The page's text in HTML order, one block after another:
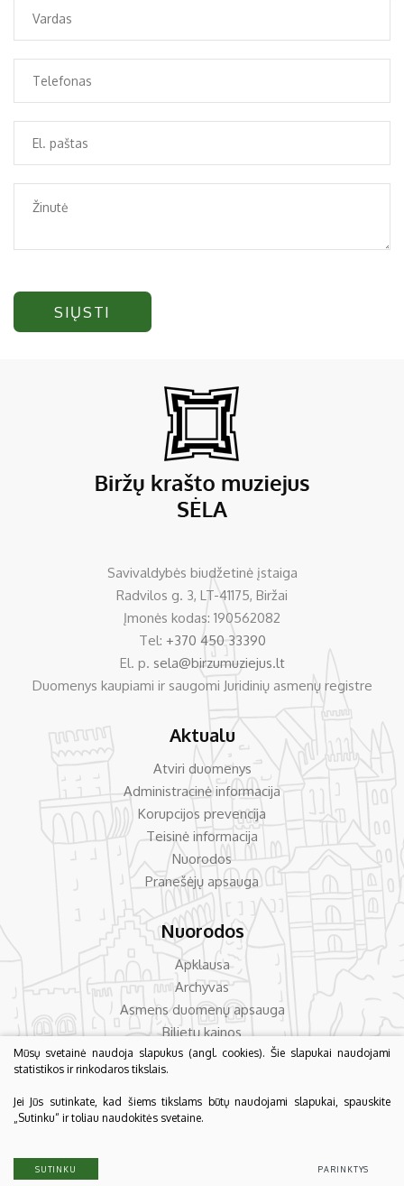
SIŲSTI
Savivaldybės biudžetinė įstaiga
Radvilos g. 3, LT-41175, Biržai
Įmonės kodas: 190562082
Tel: +370 450 33390
El. p. sela@birzumuziejus.lt
Duomenys kaupiami ir saugomi Juridinių asmenų registre
Aktualu
Atviri duomenys
Administracinė informacija
Korupcijos prevencija
Teisinė informacija
Nuorodos
Pranešėjų apsauga
Nuorodos
Apklausa
Archyvas
Asmens duomenų apsauga
Bilietų kainos
Dažniausiai užduodami klausimai
Konsultavimas su visuomene
Mūsų svetainė naudoja slapukus (angl. cookies). Šie slapukai naudojami
statistikos ir rinkodaros tikslais.
Jei Jūs sutinkate, kad šiems tikslams būtų naudojami slapukai, spauskite
„Sutinku“ ir toliau naudokitės svetaine.
SUTINKU PARINKTYS